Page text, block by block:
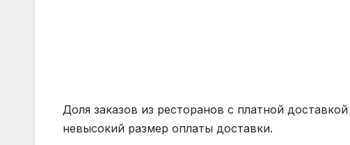
Доля заказов из ресторанов с платной
невысокий размер оплаты доставки.